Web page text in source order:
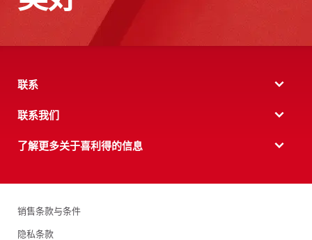
联系
联系我们
了解更多关于喜利得的信息
销售条款与条件
隐私条款